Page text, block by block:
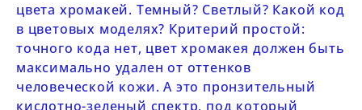
цвета хромакей. Темный? Светлый? Какой код
в цветовых моделях? Критерий простой:
точного кода нет, цвет хромакея должен быть
максимально удален от оттенков
человеческой кожи. А это пронзительный
кислотно-зеленый спектр, под который